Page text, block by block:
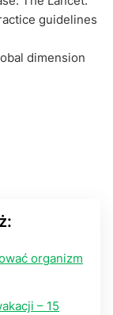
guidelines
dimension
organizm
– 15